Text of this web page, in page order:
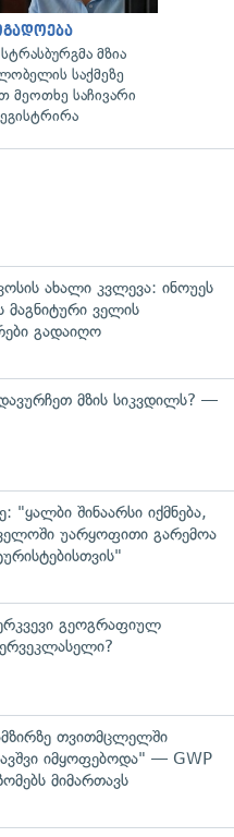
მზია
საქმეზე
მეოთხე საჩივარი
ახალი კვლევა: ინოუეს
მაგნიტური ველის
გადაიღო
მზის სიკვდილს? —
"ყალბი შინაარსი იქმნება,
უარყოფითი გარემოა
გეოგრაფიულ
თვითმცლელში
იმყოფებოდა" — GWP
მიმართავს